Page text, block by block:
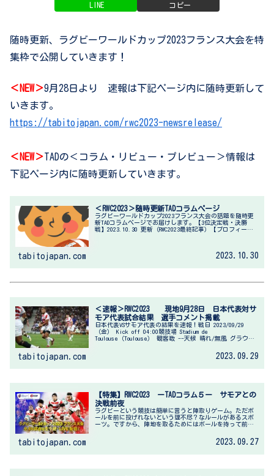
LINE コピー
随時更新、ラグビーワールドカップ2023フランス大会を特
集枠で公開していきます！
＜NEW＞9月28日より 速報は下記ページ内に随時更新して
いきます。
https://tabitojapan.com/rwc2023-newsrelease/
＜NEW＞TADの＜コラム・リビュー・プレビュー＞情報は
下記ページ内に随時更新していきます。
＜RWC2023＞随時更新TADコラムぺージ
ラグビーワールドカップ2023フランス大会の話題を随時更
新TADコラムぺージでお届けします。【3位決定戦・決勝
戦】2023.10.30 更新（RWC2023最終記事）【プロフィー
tabitojapan.com 2023.10.30
＜速報＞RWC2023 現地9月28日 日本代表対サ
モア代表試合結果 選手コメント掲載
日本代表VSサモア代表の結果を速報！戦日 2023/09/29
（金） Kick off 04:00競技場 Stadium de
Toulouse（Toulouse） 観客数 --天候 晴れ/無風 グラウン
tabitojapan.com 2023.09.29
【特集】RWC2023 ーTADコラム５ー サモアとの
決戦前夜
ラグビーという競技は簡単に言うと陣取りゲーム。ただボ
ールを前に投げれないという理不尽？なルールがあるスポ
ーツ。ですから、陣地を取るためにはボールを持って前に
tabitojapan.com 2023.09.27